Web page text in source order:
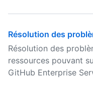
Résolution des
Résolution des
ressources pouvant
GitHub Enterprise